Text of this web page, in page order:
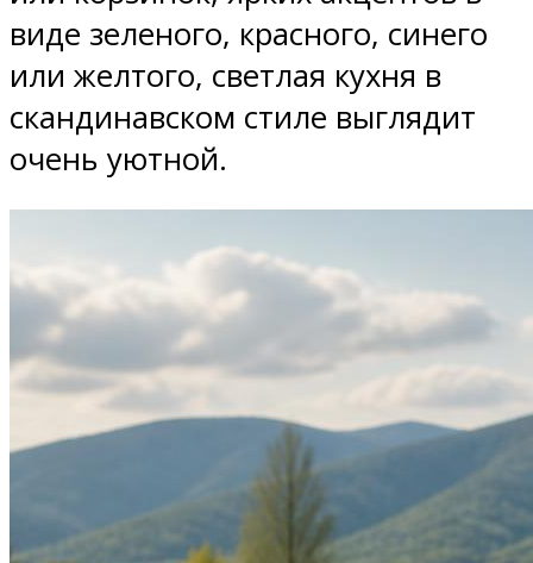
виде зеленого, красного, синего
или желтого, светлая кухня в
скандинавском стиле выглядит
очень уютной.